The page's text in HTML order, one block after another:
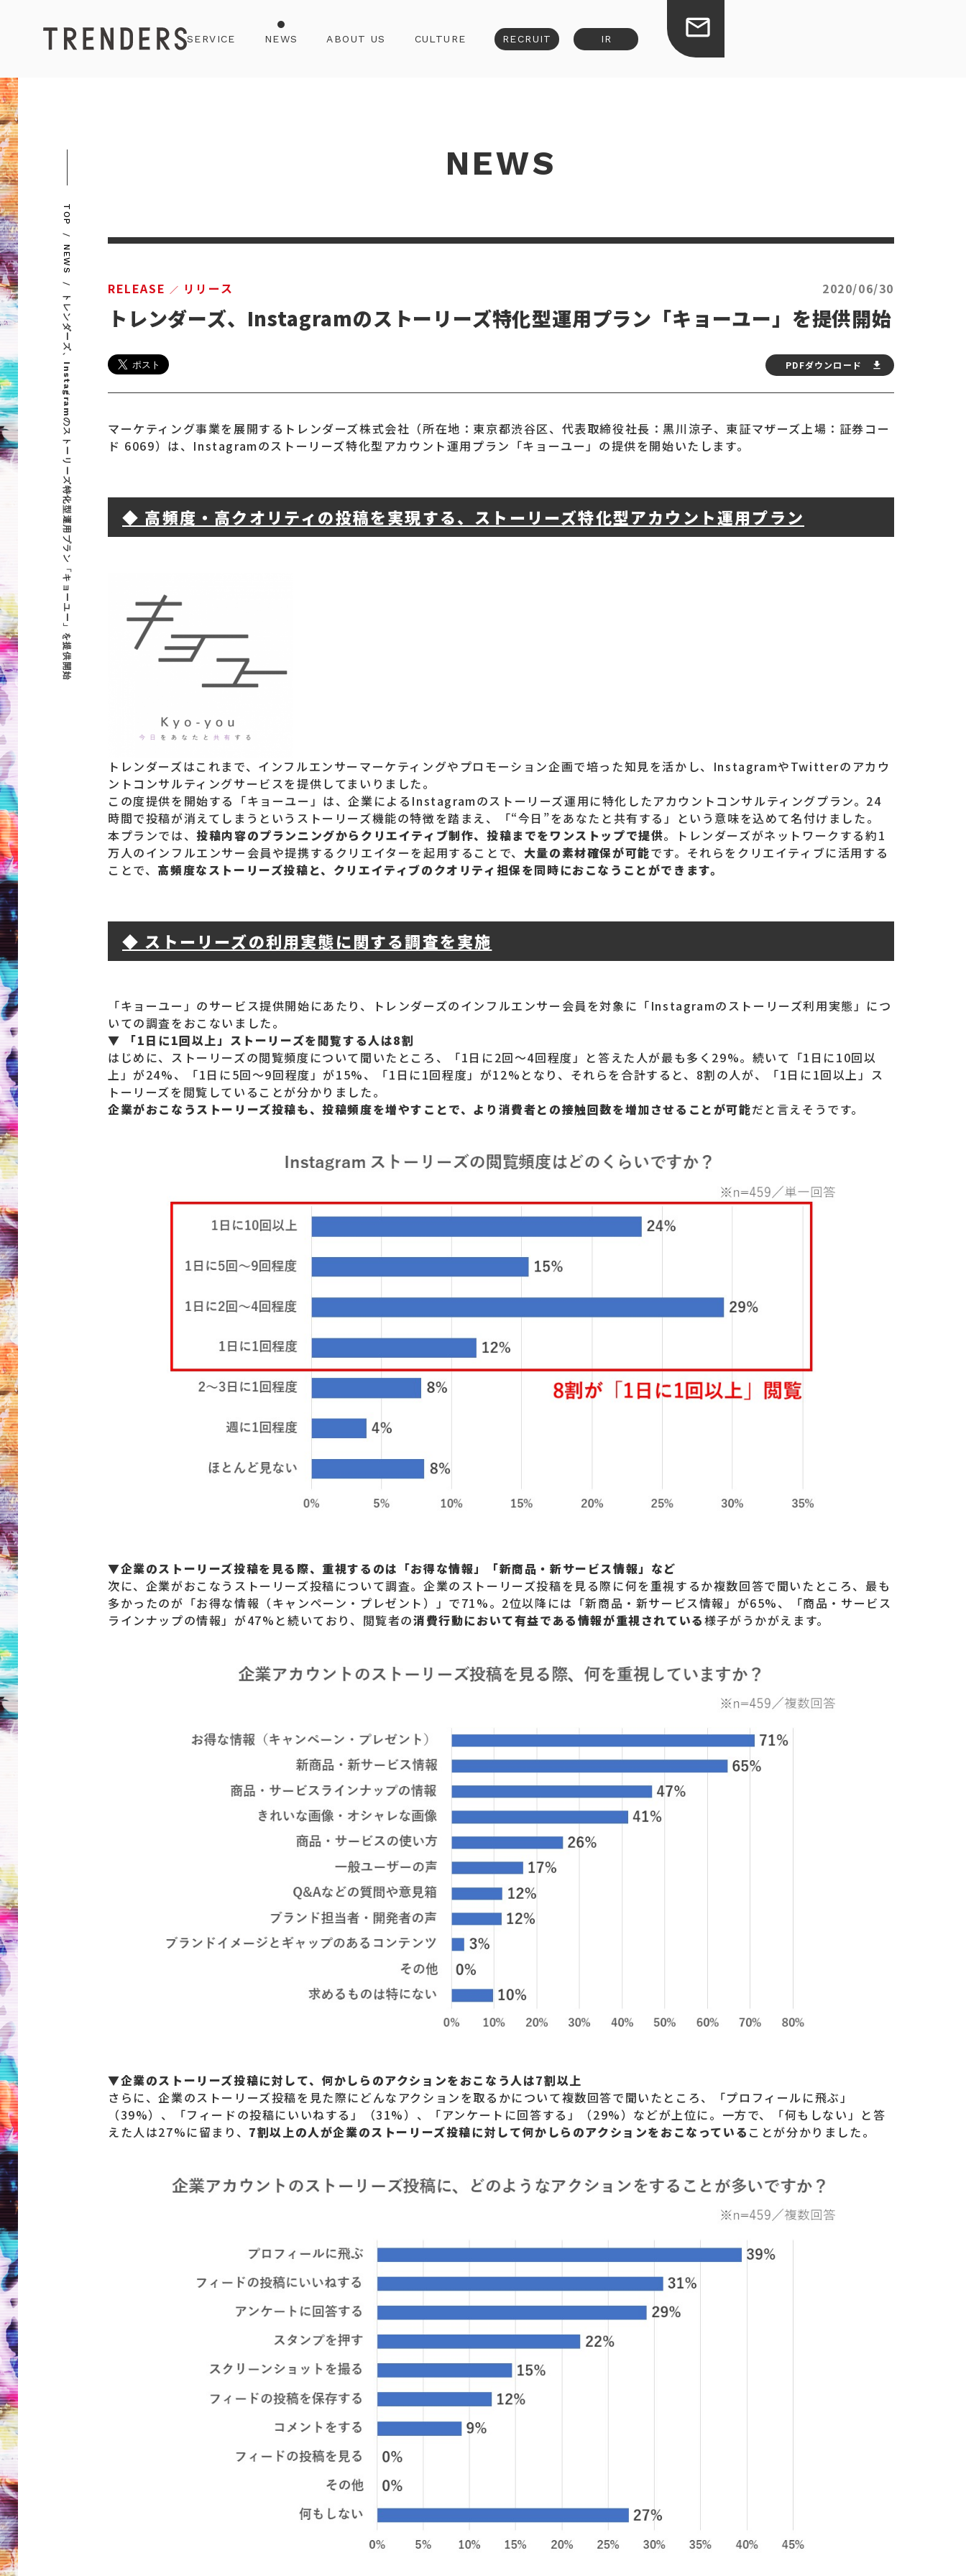
SERVICE NEWS ABOUT US CULTURE RECRUIT IR
TOP
NEWS
トレンダーズ、Instagramのストーリーズ特化型運用プラン「キョーユー」を提供開始
NEWS
RELEASE リリース 2020/06/30
トレンダーズ、Instagramのストーリーズ特化型運用プラン「キョーユー」を提供開始
PDFダウンロード
マーケティング事業を展開するトレンダーズ株式会社（所在地：東京都渋谷区、代表取締役社長：黒川涼子、東証マザーズ上場：証券コー
ド 6069）は、Instagramのストーリーズ特化型アカウント運用プラン「キョーユー」の提供を開始いたします。
◆ 高頻度・高クオリティの投稿を実現する、ストーリーズ特化型アカウント運用プラン
トレンダーズはこれまで、インフルエンサーマーケティングやプロモーション企画で培った知見を活かし、InstagramやTwitterのアカウ
ントコンサルティングサービスを提供してまいりました。
この度提供を開始する「キョーユー」は、企業によるInstagramのストーリーズ運用に特化したアカウントコンサルティングプラン。24
時間で投稿が消えてしまうというストーリーズ機能の特徴を踏まえ、「“今日”をあなたと共有する」という意味を込めて名付けました。
本プランでは、投稿内容のプランニングからクリエイティブ制作、投稿までをワンストップで提供。トレンダーズがネットワークする約1
万人のインフルエンサー会員や提携するクリエイターを起用することで、 大量の素材確保が可能です。それらをクリエイティブに活用する
ことで、 高頻度なストーリーズ投稿と、クリエイティブのクオリティ担保を同時におこなうことができます。
◆ ストーリーズの利用実態に関する調査を実施
「キョーユー」のサービス提供開始にあたり、トレンダーズのインフルエンサー会員を対象に「Instagramのストーリーズ利用実態」につ
いての調査をおこないました。
▼ 「1日に1回以上」ストーリーズを閲覧する人は8割
はじめに、ストーリーズの閲覧頻度について聞いたところ、「1日に2回～4回程度」と答えた人が最も多く29%。続いて「1日に10回以
上」が24%、「1日に5回～9回程度」が15%、「1日に1回程度」が12%となり、それらを合計すると、8割の人が、「1日に1回以上」ス
トーリーズを閲覧していることが分かりました。
企業がおこなうストーリーズ投稿も、投稿頻度を増やすことで、より消費者との接触回数を増加させることが可能だと言えそうです。
▼企業のストーリーズ投稿を見る際、重視するのは「お得な情報」「新商品・新サービス情報」など
次に、企業がおこなうストーリーズ投稿について調査。企業のストーリーズ投稿を見る際に何を重視するか複数回答で聞いたところ、最も
多かったのが「お得な情報（キャンペーン・プレゼント）」で71%。2位以降には「新商品・新サービス情報」が65%、「商品・サービス
ラインナップの情報」が47%と続いており、閲覧者の消費行動において有益である情報が重視されている様子がうかがえます。
▼企業のストーリーズ投稿に対して、何かしらのアクションをおこなう人は7割以上
さらに、企業のストーリーズ投稿を見た際にどんなアクションを取るかについて複数回答で聞いたところ、「プロフィールに飛ぶ」
（39%）、「フィードの投稿にいいねする」（31%）、「アンケートに回答する」（29%）などが上位に。一方で、「何もしない」と答
えた人は27%に留まり、 7割以上の人が企業のストーリーズ投稿に対して何かしらのアクションをおこなっている ことが分かりました。